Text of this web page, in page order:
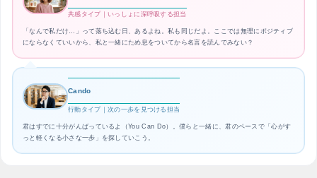
共感タイプ｜いっしょに深呼吸する担当
「なんで私だけ…」って落ち込む日、あるよね。私も同じだよ。ここでは無理にポジティブ
にならなくていいから、私と一緒にため息をついてから名言を読んでみない？
Cando
行動タイプ｜次の一歩を見つける担当
君はすでに十分がんばっているよ（You Can Do）。僕らと一緒に、君のペースで「心がす
っと軽くなる小さな一歩」を探していこう。